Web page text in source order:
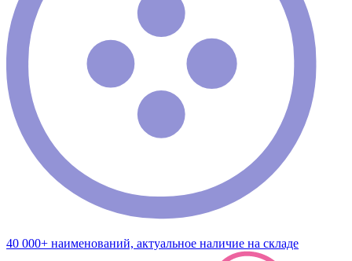
40 000+ наименований, актуальное наличие на складе